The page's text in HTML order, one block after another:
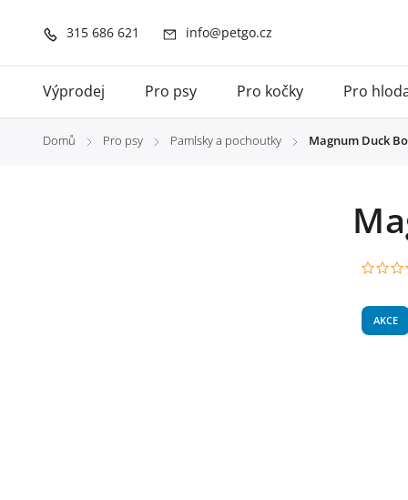
315 686 621 info@petgo.cz
Výprodej Pro psy Pro kočky Pro
Domů / Pro psy / Pamlsky a pochoutky / Magnum Duck
AKCE